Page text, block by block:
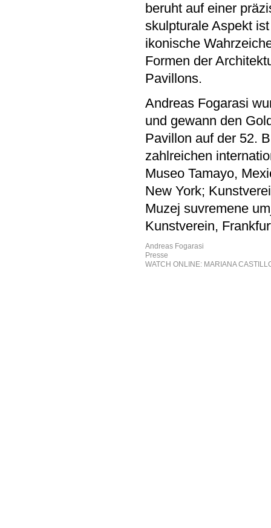
beruht auf einer
skulpturale Aspekt
ikonische
Formen der
Pavillons.
Andreas Fogarasi
und gewann den
Pavillon auf der 52.
zahlreichen
Museo Tamayo,
New York;
Muzej suvremene
Kunstverein,
Andreas Fogarasi
Presse
WATCH ONLINE: MARIANA